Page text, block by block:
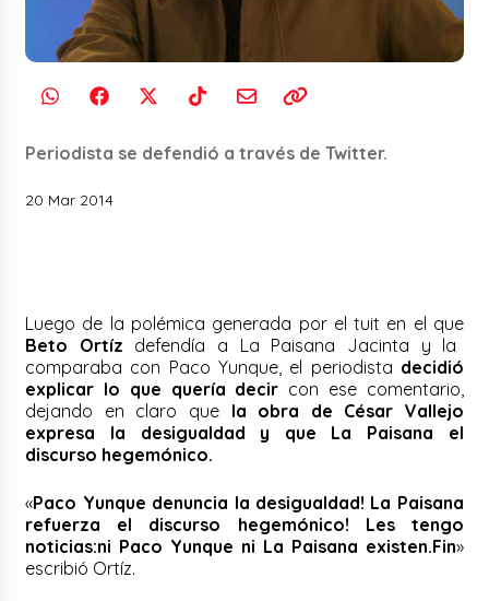
Periodista se defendió a través de Twitter.
20 Mar 2014
Luego de la polémica generada por el tuit en el que
Beto Ortíz defendía a La Paisana Jacinta y la
comparaba con Paco Yunque, el periodista decidió
explicar lo que quería decir con ese comentario,
dejando en claro quela obra de César Vallejo
expresa la desigualdad y que La Paisana el
discurso hegemónico.
«Paco Yunque denuncia la desigualdad! La Paisana
refuerza el discurso hegemónico! Les tengo
noticias:ni Paco Yunque ni La Paisana existen.Fin»
escribió Ortíz.